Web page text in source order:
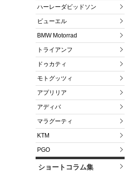
ハーレーダビッドソン
ビューエル
BMW Motorrad
トライアンフ
ドゥカティ
モトグッツィ
アプリリア
アディバ
マラグーティ
KTM
PGO
ショートコラム集